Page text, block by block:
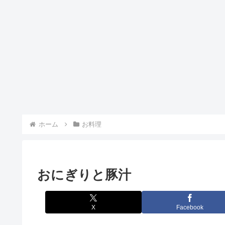
ホーム お料理
おにぎりと豚汁
X Facebook